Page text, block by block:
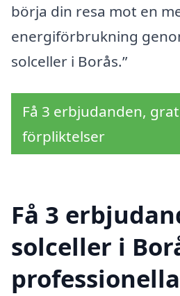
börja din resa mot en
energiförbrukning
solceller i Borås.”
Få 3 erbjudanden,
förpliktelser
Få 3
solceller i